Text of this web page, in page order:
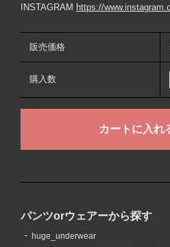
INSTAGRAM https://
販売価格
購入数
パンツorウェアーから探す
huge_underwear